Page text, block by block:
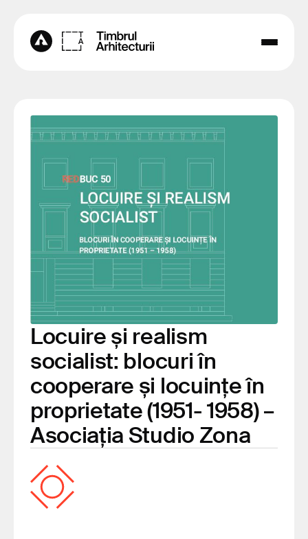
Locuire și realism
socialist: blocuri în
cooperare și locuințe în
proprietate (1951- 1958) –
Asociația Studio Zona